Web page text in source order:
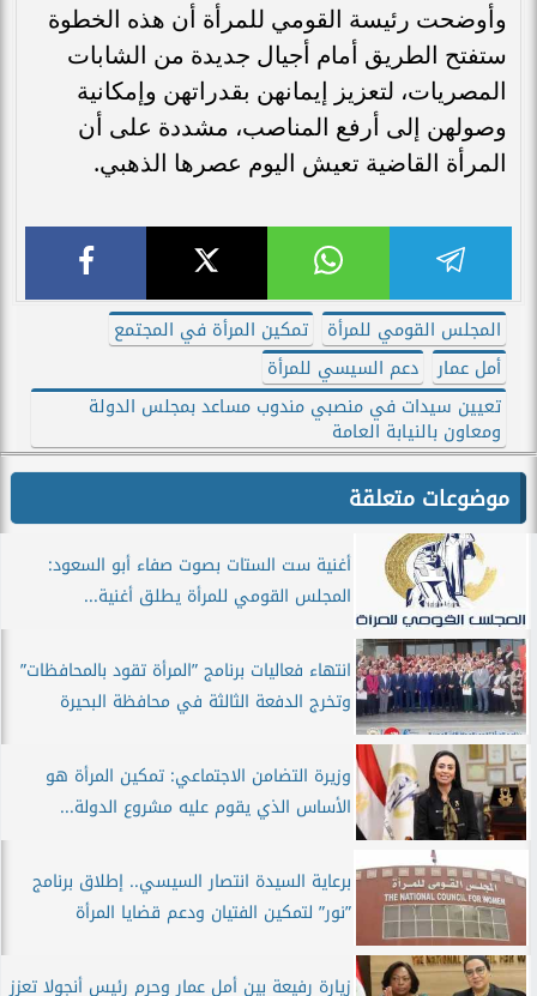
وأوضحت رئيسة القومي للمرأة أن هذه الخطوة
ستفتح الطريق أمام أجيال جديدة من الشابات
المصريات، لتعزيز إيمانهن بقدراتهن وإمكانية
وصولهن إلى أرفع المناصب، مشددة على أن
المرأة القاضية تعيش اليوم عصرها الذهبي.
المجلس القومي للمرأة
تمكين المرأة في المجتمع
أمل عمار
دعم السيسي للمرأة
تعيين سيدات في منصبي مندوب مساعد بمجلس الدولة
ومعاون بالنيابة العامة
موضوعات متعلقة
أغنية ست الستات بصوت صفاء أبو السعود:
المجلس القومي للمرأة يطلق أغنية...
انتهاء فعاليات برنامج ”المرأة تقود بالمحافظات”
وتخرج الدفعة الثالثة في محافظة البحيرة
وزيرة التضامن الاجتماعي: تمكين المرأة هو
الأساس الذي يقوم عليه مشروع الدولة...
برعاية السيدة انتصار السيسي.. إطلاق برنامج
”نور” لتمكين الفتيان ودعم قضايا المرأة
زيارة رفيعة بين أمل عمار وحرم رئيس أنجولا تعزز